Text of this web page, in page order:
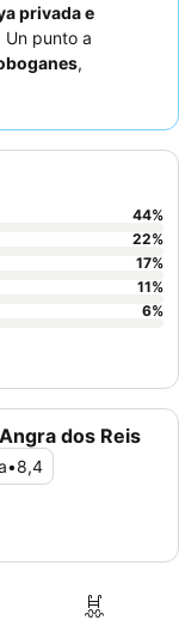
privada e
Un punto a
,
la
más tranquila,
habitación
antiguos pueden
dos Reis
•8,4
44%
22%
17%
11%
6%